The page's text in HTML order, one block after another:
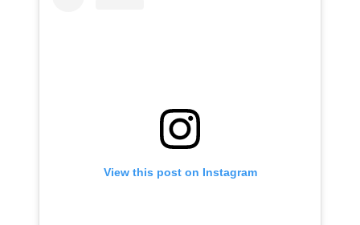
View this post on Instagram